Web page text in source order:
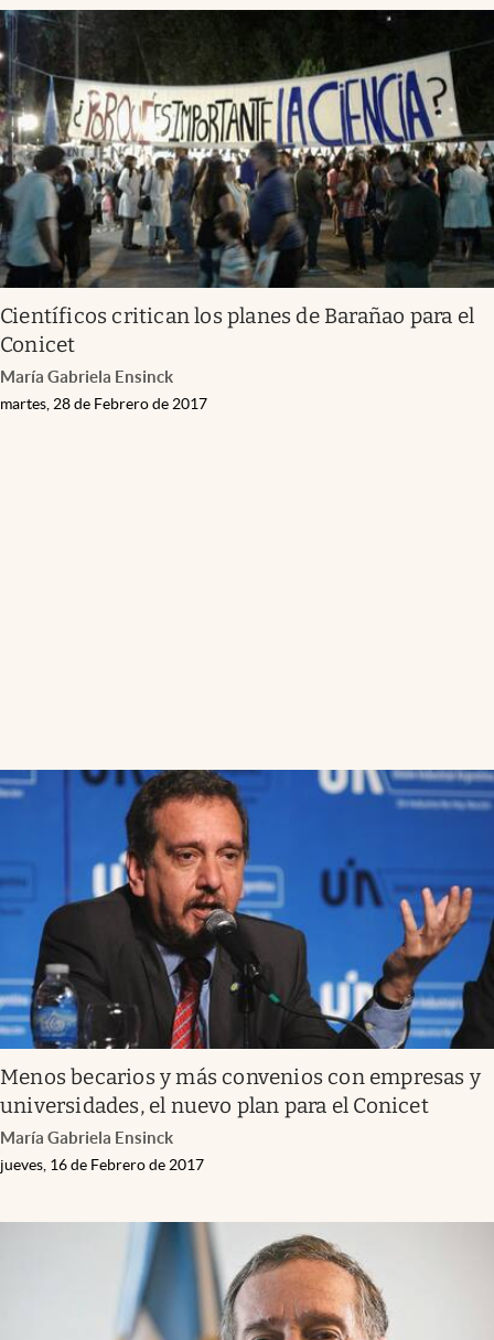
Científicos critican los planes de Barañao para el
Conicet
María Gabriela Ensinck
martes, 28 de Febrero de 2017
Menos becarios y más convenios con empresas y
universidades, el nuevo plan para el Conicet
María Gabriela Ensinck
jueves, 16 de Febrero de 2017